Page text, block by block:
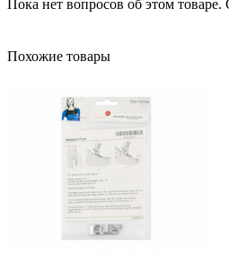
Пока нет вопросов об этом товаре.
Похожие товары